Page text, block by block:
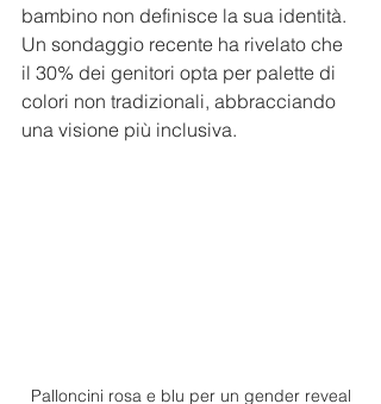
bambino non definisce la sua identità.
Un sondaggio recente ha rivelato che
il 30% dei genitori opta per palette di
colori non tradizionali, abbracciando
una visione più inclusiva.
Palloncini rosa e blu per un gender reveal